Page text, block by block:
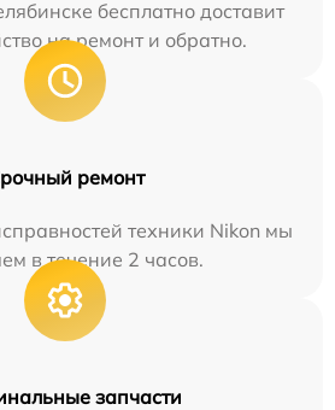
бесплатно доставит
на ремонт и обратно.
ремонт
техники Nikon мы
в течение 2 часов.
запчасти